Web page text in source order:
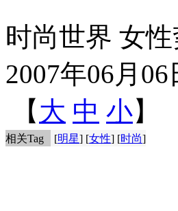
时尚世界 女
2007年06月06
【 大 中 小】
相关Tag [明星] [女性] [时尚]